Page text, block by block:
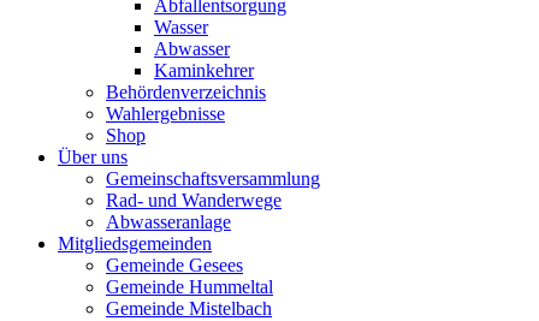
Abfallentsorgung
Wasser
Abwasser
Kaminkehrer
Behördenverzeichnis
Wahlergebnisse
Shop
Über uns
Gemeinschaftsversammlung
Rad- und Wanderwege
Abwasseranlage
Mitgliedsgemeinden
Gemeinde Gesees
Gemeinde Hummeltal
Gemeinde Mistelbach